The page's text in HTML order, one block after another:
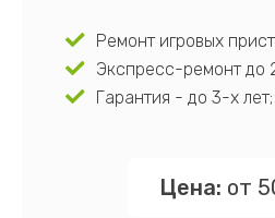
Ремонт игровых
Экспресс-ремонт до
Гарантия - до 3-х лет;
Цена: от